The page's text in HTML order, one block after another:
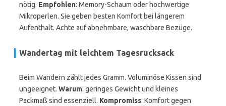
nötig. Empfohlen: Memory-Schaum oder hochwertige
Mikroperlen. Sie geben besten Komfort bei längerem
Aufenthalt. Achte auf abnehmbare, waschbare Bezüge.
Wandertag mit leichtem Tagesrucksack
Beim Wandern zählt jedes Gramm. Voluminöse Kissen sind
ungeeignet. Warum: geringes Gewicht und kleines
Packmaß sind essenziell. Kompromiss: Komfort gegen